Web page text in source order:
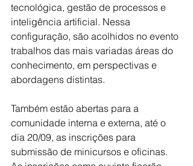
tecnológica, gestão de processos e
inteligência artificial. Nessa
configuração, são acolhidos no evento
trabalhos das mais variadas áreas do
conhecimento, em perspectivas e
abordagens distintas.
Também estão abertas para a
comunidade interna e externa, até o
dia 20/09, as inscrições para
submissão de minicursos e oficinas.